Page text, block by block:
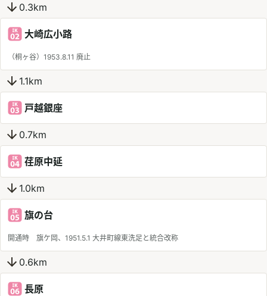
0.3km
大崎広小路
（桐ヶ谷）1953.8.11 廃止
1.1km
戸越銀座
0.7km
荏原中延
1.0km
旗の台
開通時 旗ケ岡、1951.5.1 大井町線東洗足と統合改称
0.6km
長原